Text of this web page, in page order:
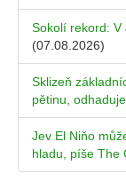
Sokolí rekord:
(07.08.2026)
Sklizeň
pětinu,
Jev El Niňo
hladu, píše The